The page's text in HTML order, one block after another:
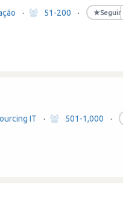
· 51-200 · ★Seguir
IT · 501-1,000 ·